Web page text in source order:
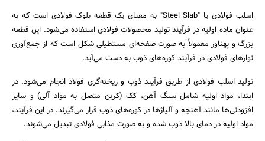
اسلب فولادی یا "Steel Slab" به معنای یک قطعه بلوک فولادی است که به
عنوان ماده اولیه در فرآیند تولید محصولات فولادی استفاده می‌شود. این قطعه
بزرگ و پهناور معمولاً به صورت صفحه‌ای مستطیلی شکل است که از جمع‌آوری
نوارهای فولادی در فرآیند کوره‌های ذوب به دست می‌آید.
تولید اسلب فولادی از طریق فرآیند ذوب و ریخته‌گری فولاد انجام می‌شود. در
ابتدا، مواد اولیه شامل سنگ آهن، کک (کربن متصل به مواد آلی) و سایر
افزودنی‌ها مانند آهنچه و آلیاژها در کوره‌های ذوب قرار می‌گیرند. در این فرآیند،
مواد اولیه در دمای بالا ذوب شده و به صورت مذابی فولادی تبدیل می‌شوند.